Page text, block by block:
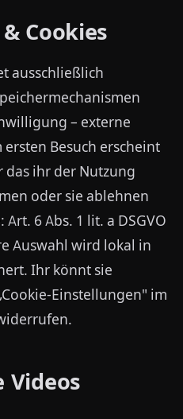
Cookies
ausschließlich
– externe
ersten Besuch erscheint
das ihr der Nutzung
oder sie ablehnen
6 Abs. 1 lit. a DSGVO
Auswahl wird lokal in
Ihr könnt sie
Einstellungen" im
Videos